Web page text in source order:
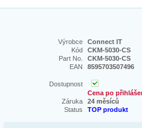
Výrobce
Connect IT
Kód
CKM-5030-CS
Part No.
CKM-5030-CS
EAN
8595703507496
Dostupnost
Cena po
Záruka
24 měsíců
Status
TOP produkt